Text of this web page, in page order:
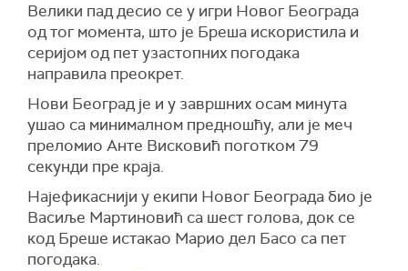
Велики пад десио се у игри Новог Београда
од тог момента, што је Бреша искористила и
серијом од пет узастопних погодака
направила преокрет.
Нови Београд је и у завршних осам минута
ушао са минималном предношћу, али је меч
преломио Анте Висковић поготком 79
секунди пре краја.
Најефикаснији у екипи Новог Београда био је
Васиље Мартиновић са шест голова, док се
код Бреше истакао Марио дел Басо са пет
погодака.